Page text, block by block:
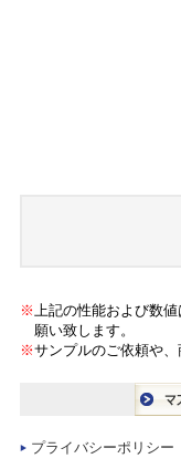
※上記の性能および数
願い致します。
※サンプルのご依頼や
プライバシーポリシー